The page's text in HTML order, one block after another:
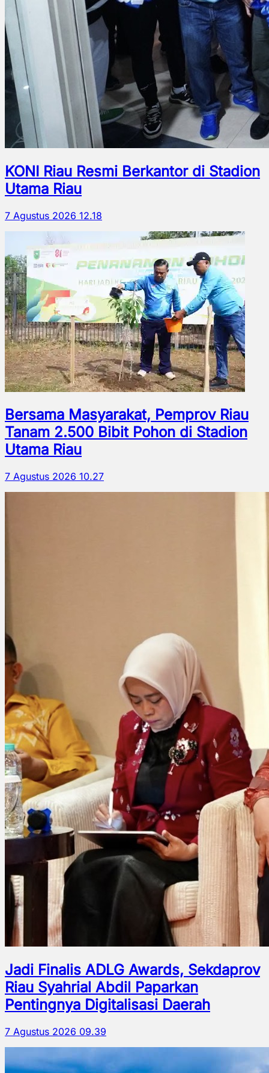
KONI Riau Resmi Berkantor di Stadion
Utama Riau
7 Agustus 2026 12.18
Bersama Masyarakat, Pemprov Riau
Tanam 2.500 Bibit Pohon di Stadion
Utama Riau
7 Agustus 2026 10.27
Jadi Finalis ADLG Awards, Sekdaprov
Riau Syahrial Abdil Paparkan
Pentingnya Digitalisasi Daerah
7 Agustus 2026 09.39